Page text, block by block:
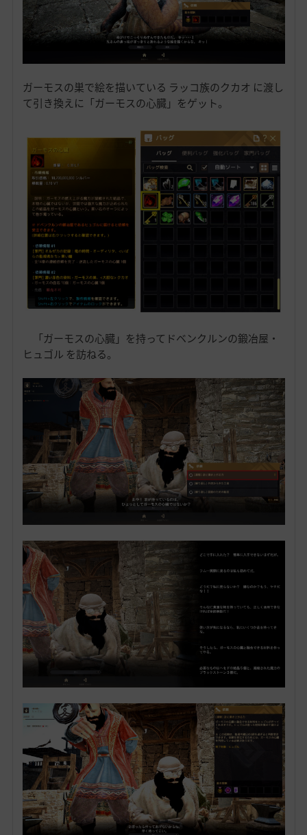
ガーモスの巣で絵を描いている ラッコ族のクカオ に渡し
て引き換えに「ガーモスの心臓」をゲット。
「ガーモスの心臓」を持ってドベンクルンの鍛冶屋・
ヒュゴル を訪ねる。